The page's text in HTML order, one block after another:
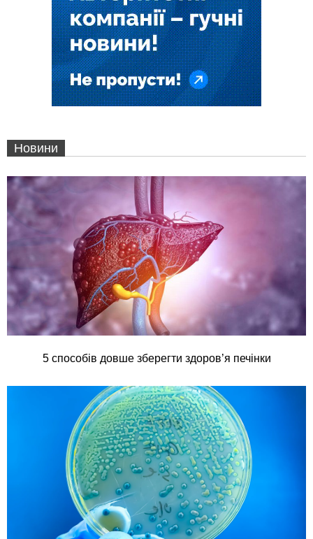
Новини
5 способів довше зберегти здоров’я печінки